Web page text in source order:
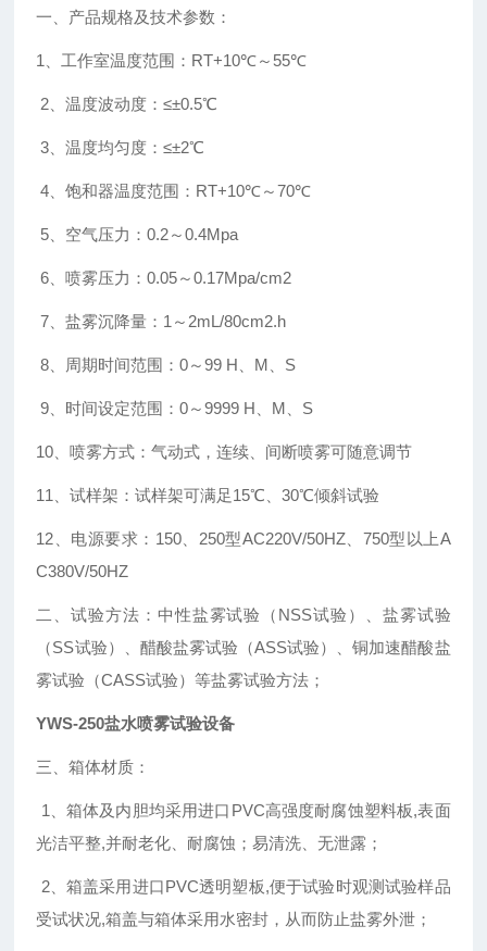
一、产品规格及技术参数：
1、工作室温度范围：RT+10℃～55℃
2、温度波动度：≤±0.5℃
3、温度均匀度：≤±2℃
4、饱和器温度范围：RT+10℃～70℃
5、空气压力：0.2～0.4Mpa
6、喷雾压力：0.05～0.17Mpa/cm2
7、盐雾沉降量：1～2mL/80cm2.h
8、周期时间范围：0～99 H、M、S
9、时间设定范围：0～9999 H、M、S
10、喷雾方式：气动式，连续、间断喷雾可随意调节
11、试样架：试样架可满足15℃、30℃倾斜试验
12、电源要求：150、250型AC220V/50HZ、750型以上A
C380V/50HZ
二、试验方法：中性盐雾试验（NSS试验）、盐雾试验
（SS试验）、醋酸盐雾试验（ASS试验）、铜加速醋酸盐
雾试验（CASS试验）等盐雾试验方法；
YWS-250盐水喷雾试验设备
三、箱体材质：
1、箱体及内胆均采用进口PVC高强度耐腐蚀塑料板,表面
光洁平整,并耐老化、耐腐蚀；易清洗、无泄露；
2、箱盖采用进口PVC透明塑板,便于试验时观测试验样品
受试状况,箱盖与箱体采用水密封，从而防止盐雾外泄；